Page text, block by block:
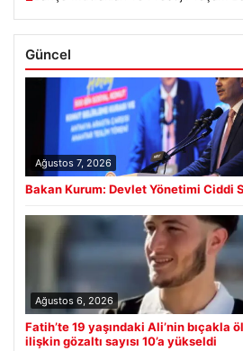
Güncel
Ağustos 7, 2026
Bakan Kurum: Devlet Yönetimi Ciddi
Ağustos 6, 2026
Fatih’te 19 yaşındaki Ali’nin bıçakla
ilişkin gözaltı sayısı 10’a yükseldi